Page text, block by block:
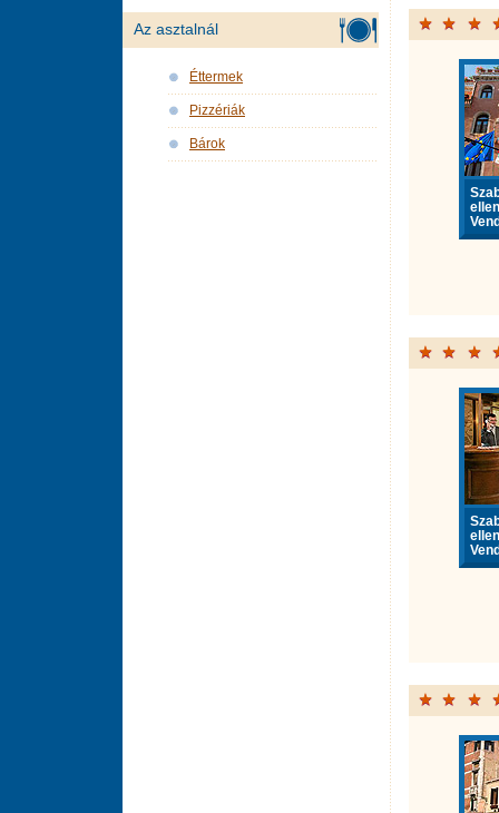
Az asztalnál
Éttermek
Pizzériák
Bárok